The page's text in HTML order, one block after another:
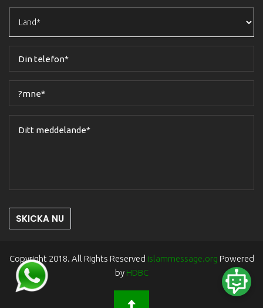
SKICKA NU
Copyright 2018. All Rights Reserved islammessage.org Powered
by HDBC